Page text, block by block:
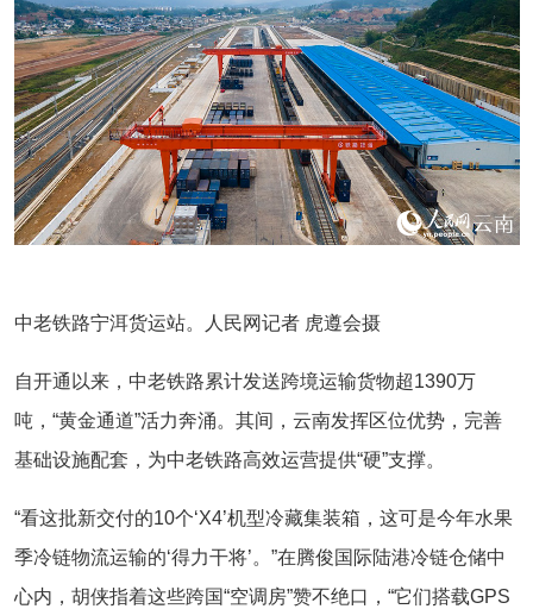
中老铁路宁洱货运站。人民网记者 虎遵会摄
自开通以来，中老铁路累计发送跨境运输货物超1390万
吨，“黄金通道”活力奔涌。其间，云南发挥区位优势，完善
基础设施配套，为中老铁路高效运营提供“硬”支撑。
“看这批新交付的10个‘X4’机型冷藏集装箱，这可是今年水果
季冷链物流运输的‘得力干将’。”在腾俊国际陆港冷链仓储中
心内，胡侠指着这些跨国“空调房”赞不绝口，“它们搭载GPS